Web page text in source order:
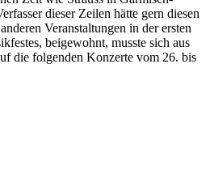
dieser Zeilen hätte gern diesen
Veranstaltungen in der ersten
beigewohnt, musste sich aus
die folgenden Konzerte vom 26. bis